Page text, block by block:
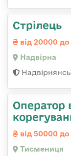
Стрілець
від 20000
Надвірна
Оператор
від 50000
Тисмениця